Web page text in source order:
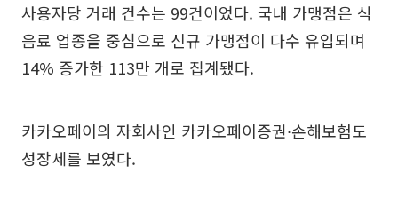
사용자당 거래 건수는 99건이었다. 국내 가맹점은 식
음료 업종을 중심으로 신규 가맹점이 다수 유입되며
14% 증가한 113만 개로 집계됐다.
카카오페이의 자회사인 카카오페이증권∙손해보험도
성장세를 보였다.